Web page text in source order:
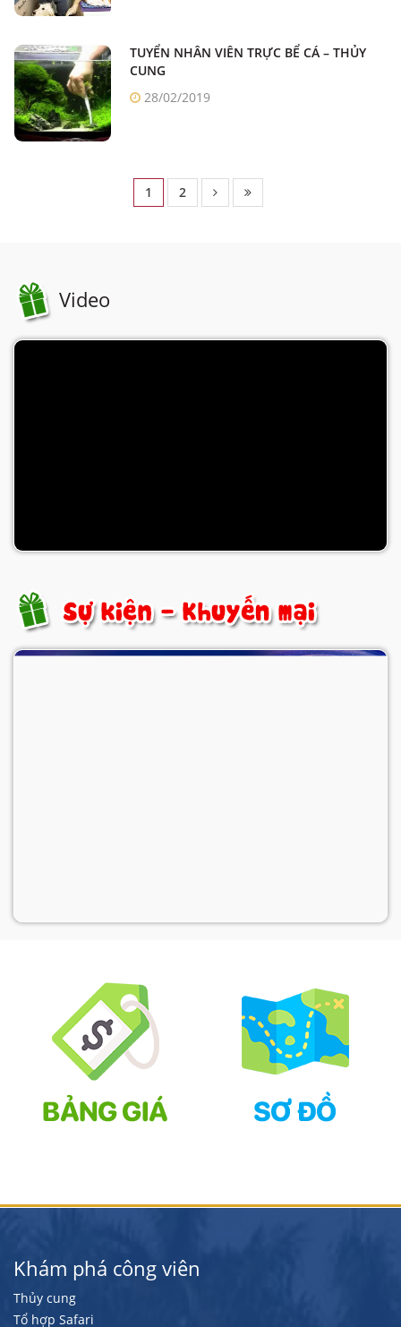
TUYỂN NHÂN VIÊN TRỰC BỂ CÁ – THỦY
CUNG
28/02/2019
1 2
Video
Khám phá công viên
Thủy cung
Tổ hợp Safari